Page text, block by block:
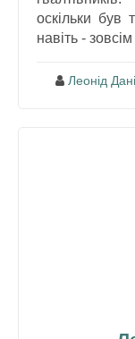
оскільки був
навіть -
Леонід